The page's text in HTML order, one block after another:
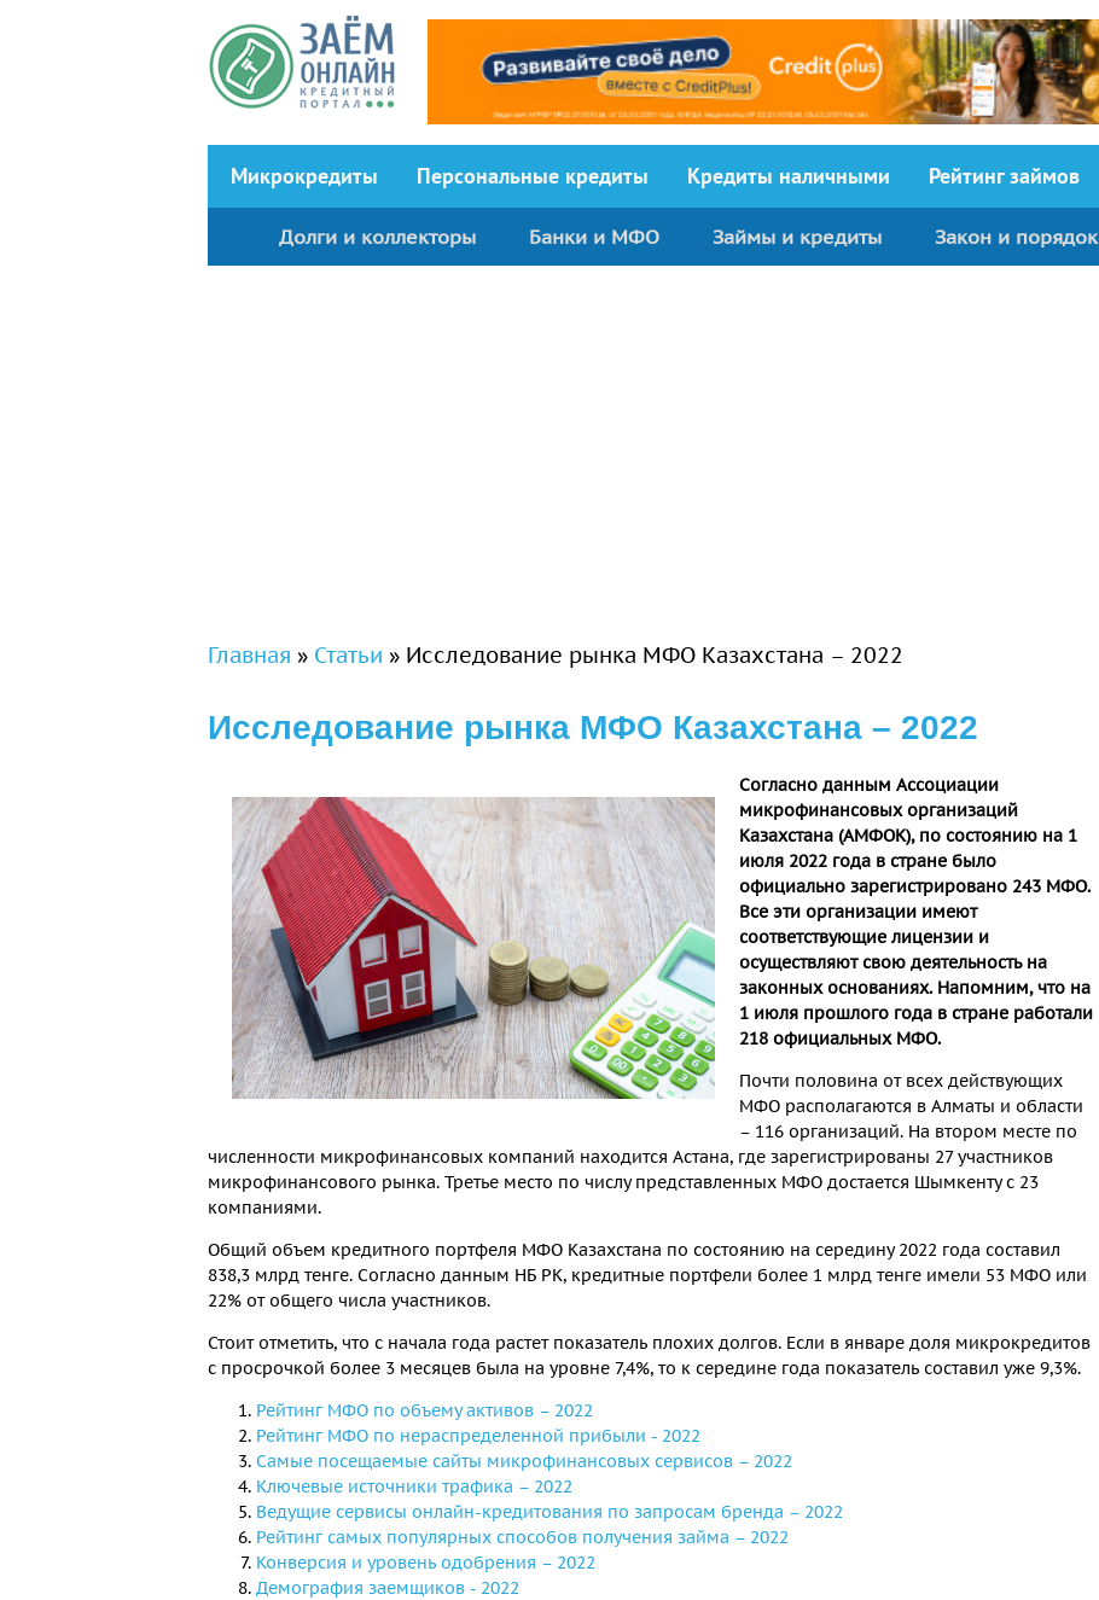
Микрокредиты Персональныe кредиты Кредиты наличными Рейтинг займов
Долги и коллекторы Банки и МФО Займы и кредиты Закон и порядок
Вы здесь
Главная » Статьи » Исследование рынка МФО Казахстана – 2022
Исследование рынка МФО Казахстана – 2022
Согласно данным Ассоциации
микрофинансовых организаций
Казахстана (АМФОК), по состоянию на 1
июля 2022 года в стране было
официально зарегистрировано 243 МФО.
Все эти организации имеют
соответствующие лицензии и
осуществляют свою деятельность на
законных основаниях. Напомним, что на
1 июля прошлого года в стране работали
218 официальных МФО.
Почти половина от всех действующих
МФО располагаются в Алматы и области
– 116 организаций. На втором месте по
численности микрофинансовых компаний находится Астана, где зарегистрированы 27 участников
микрофинансового рынка. Третье место по числу представленных МФО достается Шымкенту с 23
компаниями.
Общий объем кредитного портфеля МФО Казахстана по состоянию на середину 2022 года составил
838,3 млрд тенге. Согласно данным НБ РК, кредитные портфели более 1 млрд тенге имели 53 МФО или
22% от общего числа участников.
Стоит отметить, что с начала года растет показатель плохих долгов. Если в январе доля микрокредитов
с просрочкой более 3 месяцев была на уровне 7,4%, то к середине года показатель составил уже 9,3%.
Рейтинг МФО по объему активов – 2022
Рейтинг МФО по нераспределенной прибыли - 2022
Самые посещаемые сайты микрофинансовых сервисов – 2022
Ключевые источники трафика – 2022
Ведущие сервисы онлайн-кредитования по запросам бренда – 2022
Рейтинг самых популярных способов получения займа – 2022
Конверсия и уровень одобрения – 2022
Демография заемщиков - 2022